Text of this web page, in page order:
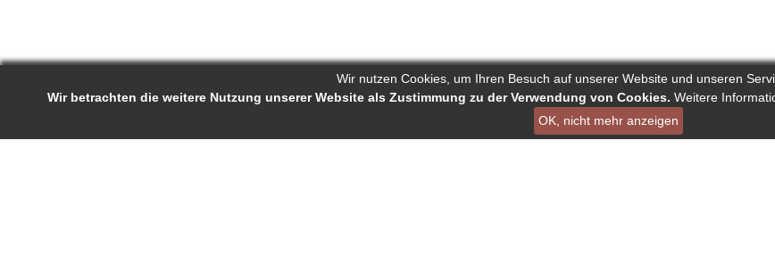
Wir nutzen Cookies, um Ihren Besuch auf unserer Website und unseren
Wir betrachten die weitere Nutzung unserer Website als Zustimmung zu der Verwendung von Cookies. Weitere
OK, nicht mehr anzeigen